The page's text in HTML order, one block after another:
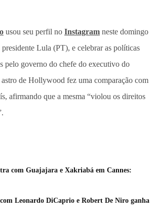
usou seu perfil no Instagram neste domingo
Lula (PT), e celebrar as políticas
pelo governo do chefe do executivo do
de Hollywood fez uma comparação com
afirmando que a mesma “violou os direitos
com Guajajara e Xakriabá em Cannes:
com Leonardo DiCaprio e Robert De Niro ganha